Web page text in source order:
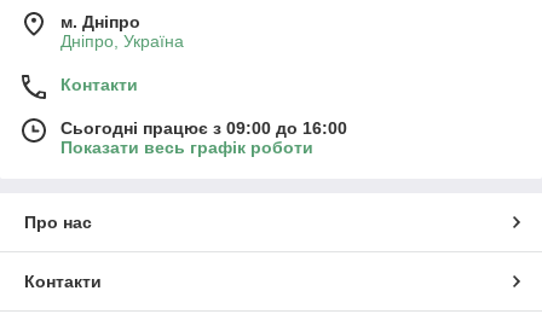
м. Дніпро
Дніпро, Україна
Контакти
Сьогодні працює з 09:00 до 16:00
Показати весь графік роботи
Про нас
Контакти